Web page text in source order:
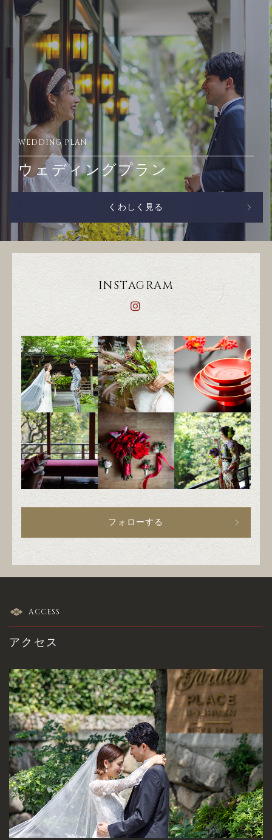
WEDDING PLAN
ウェディングプラン
くわしく見る
INSTAGRAM
フォローする
ACCESS
アクセス